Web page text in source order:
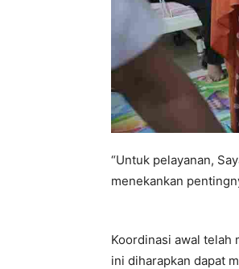
“Untuk pelayanan,
menekankan
Koordinasi awal telah
ini diharapkan dapat